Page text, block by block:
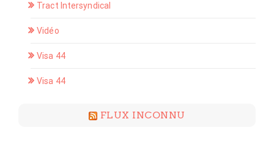
Tract Intersyndical
Vidéo
Visa 44
Visa 44
FLUX INCONNU